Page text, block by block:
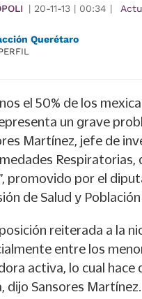
| 20-11-13 | 00:34 |
Querétaro
el 50% de los
un grave
Martínez, jefe de
Respiratorias,
promovido por el
de Salud y
reiterada a la
entre los
activa, lo cual hace
dijo Sansores Martínez.